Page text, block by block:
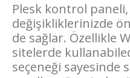
Plesk kontrol paneli,
değişikliklerinizde
de sağlar. Özellikle
sitelerde
seçeneği sayesinde